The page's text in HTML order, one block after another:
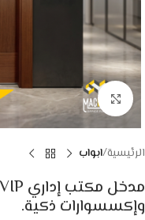
Click to enlarge
الرئيسية ابواب
وإكسسوارات ذكية.